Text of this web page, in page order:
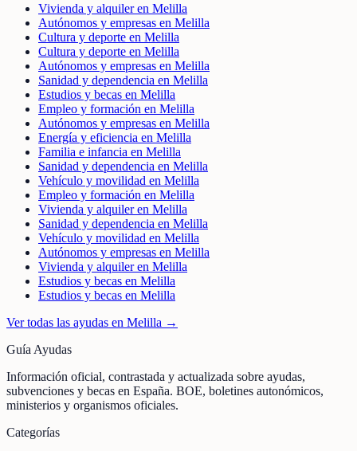
Vivienda y alquiler en Melilla
Autónomos y empresas en Melilla
Cultura y deporte en Melilla
Cultura y deporte en Melilla
Autónomos y empresas en Melilla
Sanidad y dependencia en Melilla
Estudios y becas en Melilla
Empleo y formación en Melilla
Autónomos y empresas en Melilla
Energía y eficiencia en Melilla
Familia e infancia en Melilla
Sanidad y dependencia en Melilla
Vehículo y movilidad en Melilla
Empleo y formación en Melilla
Vivienda y alquiler en Melilla
Sanidad y dependencia en Melilla
Vehículo y movilidad en Melilla
Autónomos y empresas en Melilla
Vivienda y alquiler en Melilla
Estudios y becas en Melilla
Estudios y becas en Melilla
Ver todas las ayudas en Melilla →
Guía Ayudas
Información oficial, contrastada y actualizada sobre ayudas,
subvenciones y becas en España. BOE, boletines autonómicos,
ministerios y organismos oficiales.
Categorías